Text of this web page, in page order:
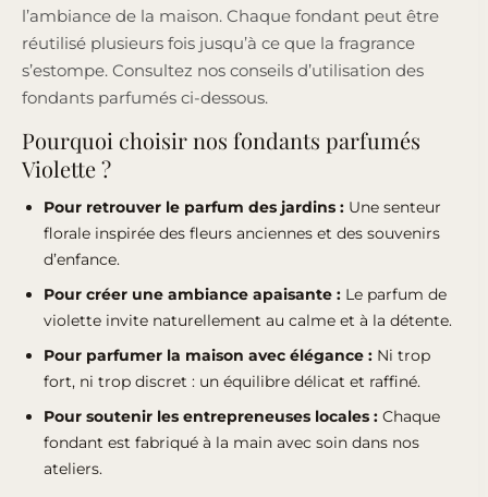
l’ambiance de la maison. Chaque fondant peut être
réutilisé plusieurs fois jusqu’à ce que la fragrance
s’estompe. Consultez nos conseils d’utilisation des
fondants parfumés ci-dessous.
Pourquoi choisir nos fondants parfumés
Violette ?
Pour retrouver le parfum des jardins : Une senteur
florale inspirée des fleurs anciennes et des souvenirs
d’enfance.
Pour créer une ambiance apaisante : Le parfum de
violette invite naturellement au calme et à la détente.
Pour parfumer la maison avec élégance : Ni trop
fort, ni trop discret : un équilibre délicat et raffiné.
Pour soutenir les entrepreneuses locales : Chaque
fondant est fabriqué à la main avec soin dans nos
ateliers.